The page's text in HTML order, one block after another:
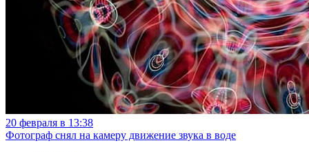
20 февраля в 13:38
Фотограф снял на камеру движение звука в воде